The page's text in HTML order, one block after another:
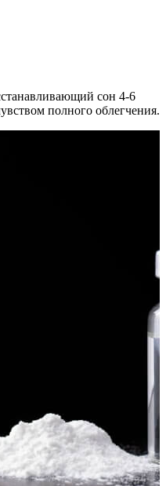
сон 4-6
полного облегчения.